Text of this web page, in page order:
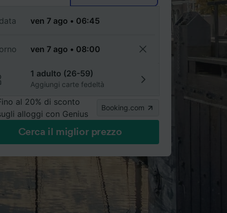
1 adulto (26-59)
Aggiungi carte fedeltà
al 20% di sconto
alloggi con Genius
Booking.com
Cerca il miglior prezzo